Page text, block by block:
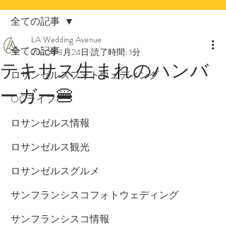
全ての記事
ロサンゼルスフォトウェディング
OCライフ
ロサンゼルス情報
ロサンゼルス観光
ロサンゼルスグルメ
サンフランシスコフォトウェディング
サンフランシスコ情報
全ての記事
テキサス生まれのハンバ
ーガー🍔
LA Wedding Avenue
2022年3月24日 読了時間: 1分